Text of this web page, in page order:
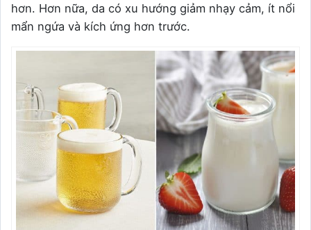
hơn. Hơn nữa, da có xu hướng giảm nhạy cảm, ít nổi
mẩn ngứa và kích ứng hơn trước.